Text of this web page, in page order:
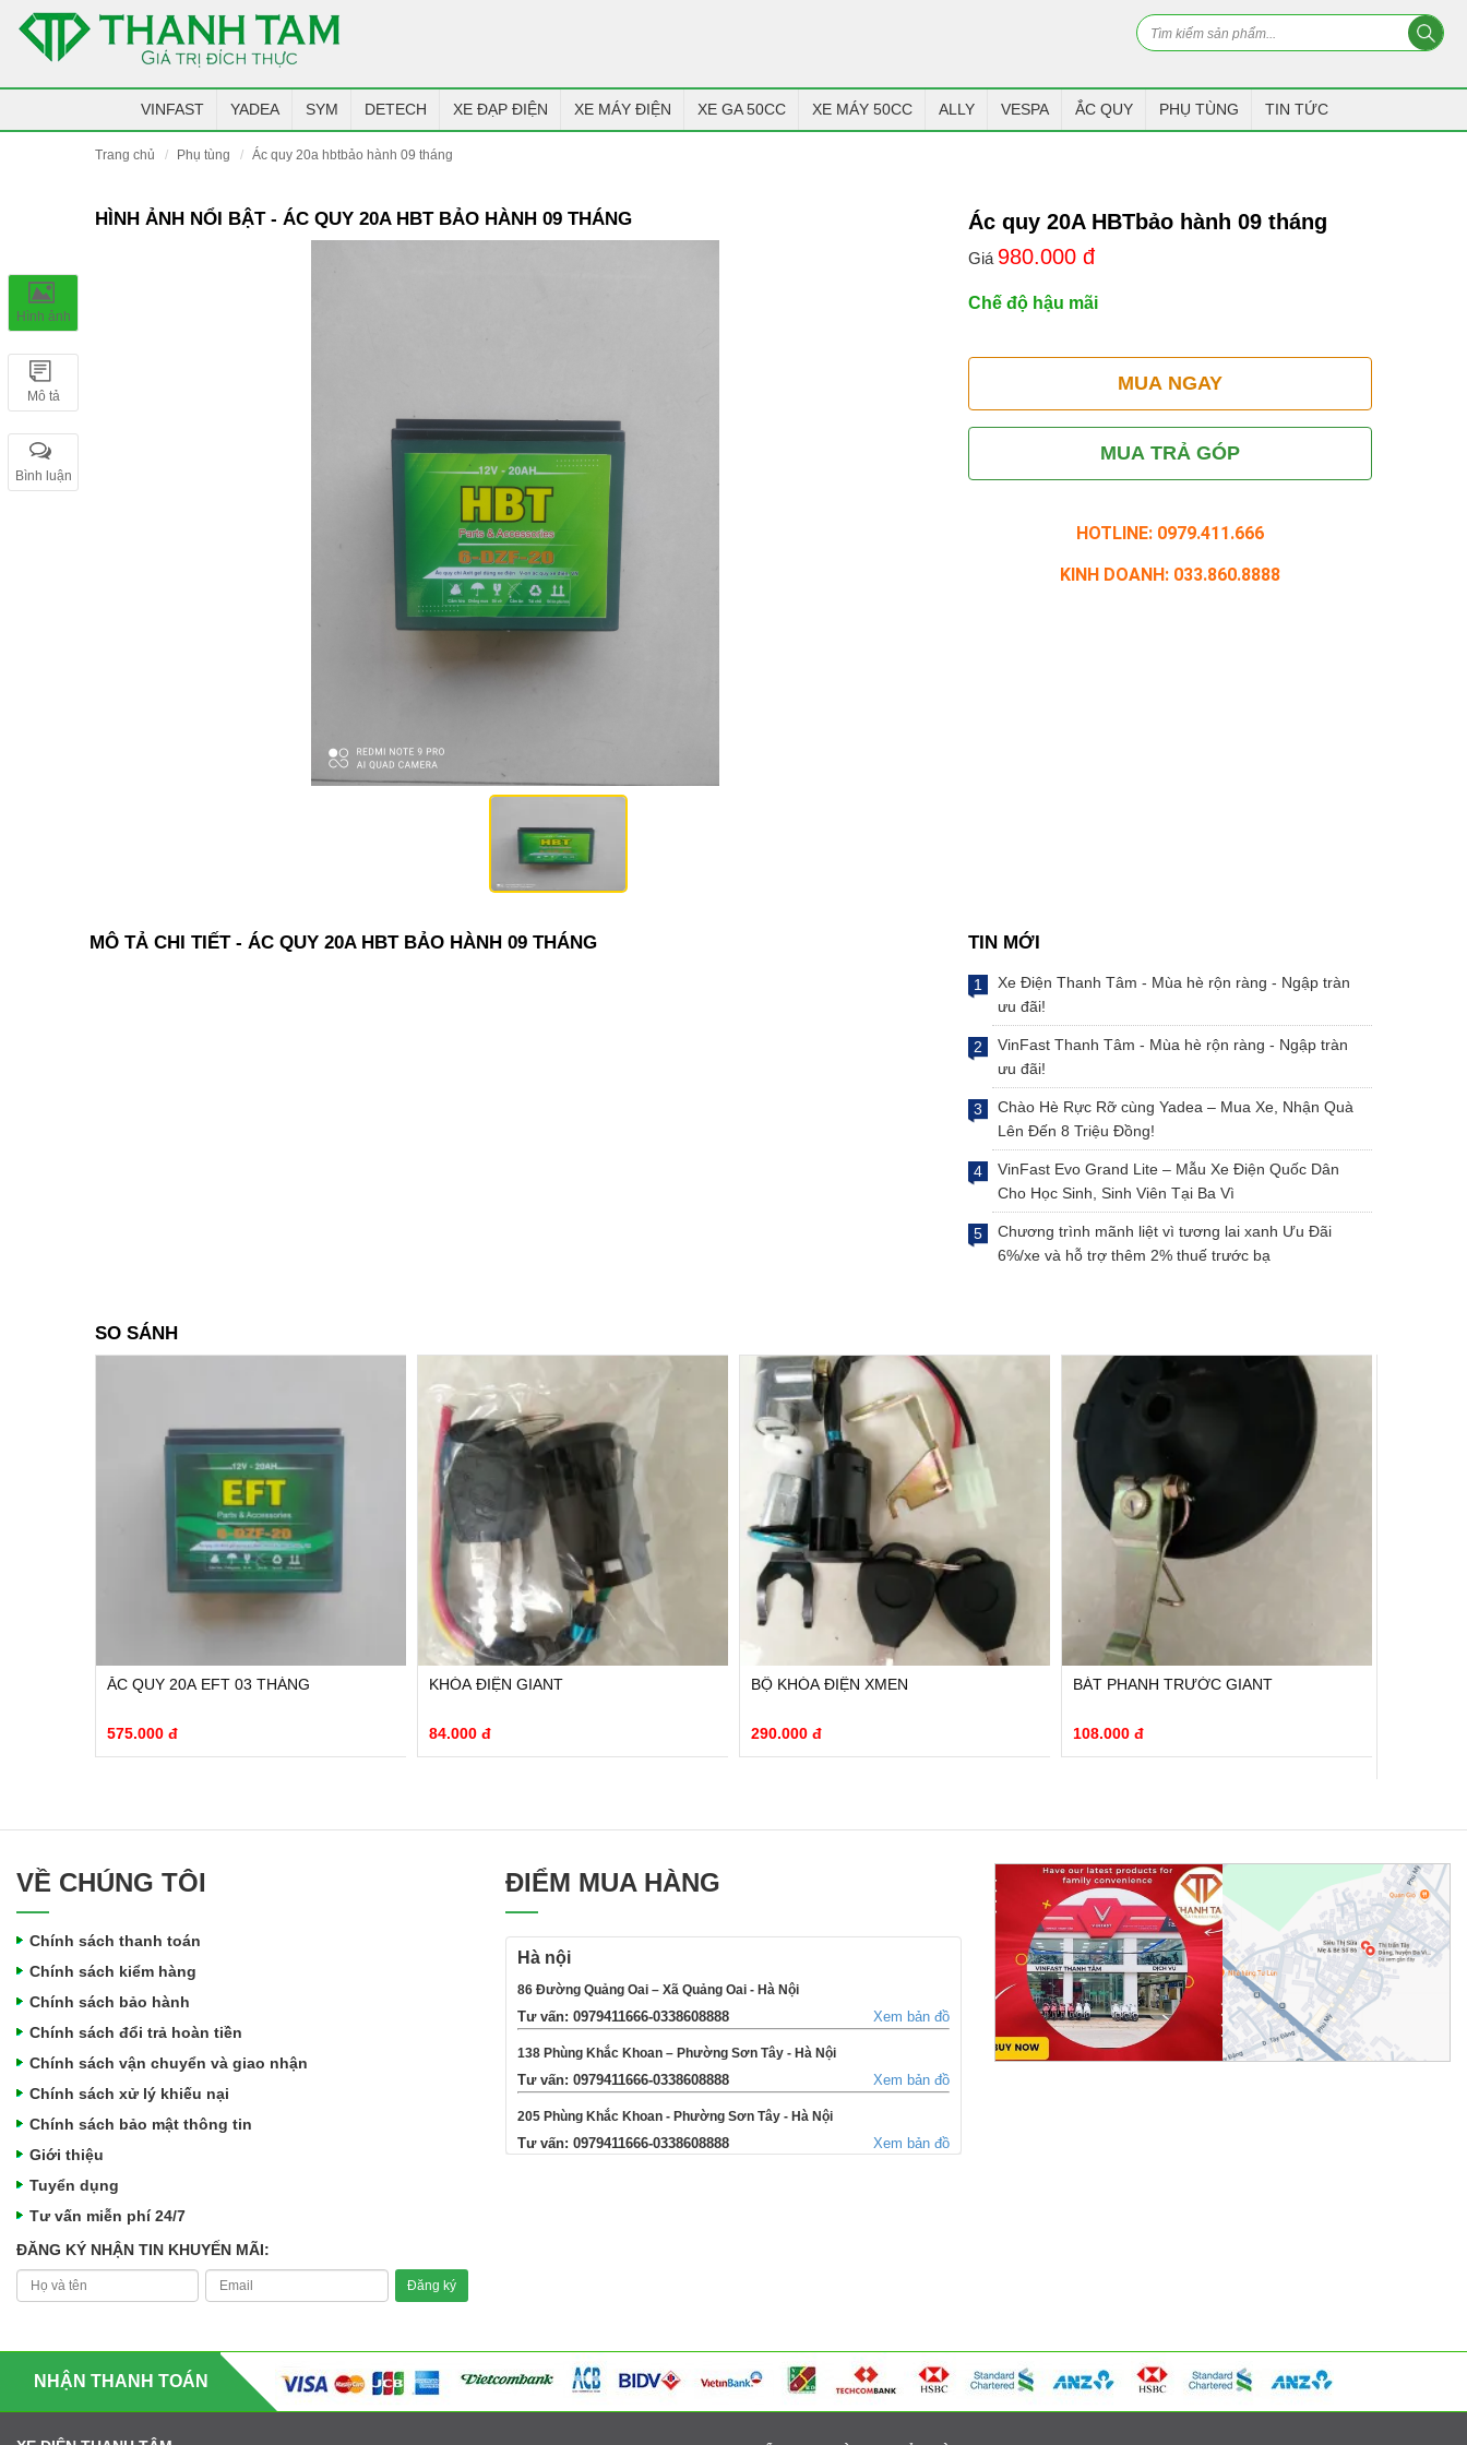
VINFAST YADEA SYM DETECH XE ĐẠP ĐIỆN XE MÁY ĐIỆN XE GA 50CC XE MÁY 50CC ALLY VESPA ẮC QUY PHỤ TÙNG TIN TỨC
Hình ảnh
Mô tả
Bình luận
trang chủ phụ tùng ác quy 20a hbtbảo hành 09 tháng
HÌNH ẢNH NỔI BẬT - ÁC QUY 20A HBT BẢO HÀNH 09 THÁNG Ác quy 20A HBTbảo hành 09 tháng
Giá 980.000 đ
Chế độ hậu mãi
MUA NGAY
MUA TRẢ GÓP
HOTLINE: 0979.411.666
KINH DOANH: 033.860.8888
MÔ TẢ CHI TIẾT - ÁC QUY 20A HBT BẢO HÀNH 09 THÁNG TIN MỚI
Xe Điện Thanh Tâm - Mùa hè rộn ràng - Ngập tràn
ưu đãi!
VinFast Thanh Tâm - Mùa hè rộn ràng - Ngập tràn
ưu đãi!
Chào Hè Rực Rỡ cùng Yadea – Mua Xe, Nhận Quà
Lên Đến 8 Triệu Đồng!
VinFast Evo Grand Lite – Mẫu Xe Điện Quốc Dân
Cho Học Sinh, Sinh Viên Tại Ba Vì
Chương trình mãnh liệt vì tương lai xanh Ưu Đãi
6%/xe và hỗ trợ thêm 2% thuế trước bạ
SO SÁNH
ẮC QUY 20A EFT 03 THÁNG
575.000 đ
KHÓA ĐIỆN GIANT
84.000 đ
BỘ KHÓA ĐIỆN XMEN
290.000 đ
BÁT PHANH TRƯỚC GIANT
108.000 đ
VỀ CHÚNG TÔI
Chính sách thanh toán
Chính sách kiểm hàng
Chính sách bảo hành
Chính sách đổi trả hoàn tiền
Chính sách vận chuyển và giao nhận
Chính sách xử lý khiếu nại
Chính sách bảo mật thông tin
Giới thiệu
Tuyển dụng
Tư vấn miễn phí 24/7
ĐĂNG KÝ NHẬN TIN KHUYẾN MÃI:
ĐIỂM MUA HÀNG
Hà nội
86 Đường Quảng Oai – Xã Quảng Oai - Hà Nội
Tư vấn: 0979411666-0338608888 Xem bản đồ
138 Phùng Khắc Khoan – Phường Sơn Tây - Hà Nội
Tư vấn: 0979411666-0338608888 Xem bản đồ
205 Phùng Khắc Khoan - Phường Sơn Tây - Hà Nội
Tư vấn: 0979411666-0338608888 Xem bản đồ
Cụm 6 - Thị Trấn Liên Quan - Thạch Thất - Hà Nội
Tư vấn: 0979411666-0338608888 Xem bản đồ
NHẬN THANH TOÁN